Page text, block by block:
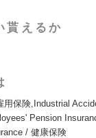
貰えるか
用保険,Industrial
Pension
/ 健康保険